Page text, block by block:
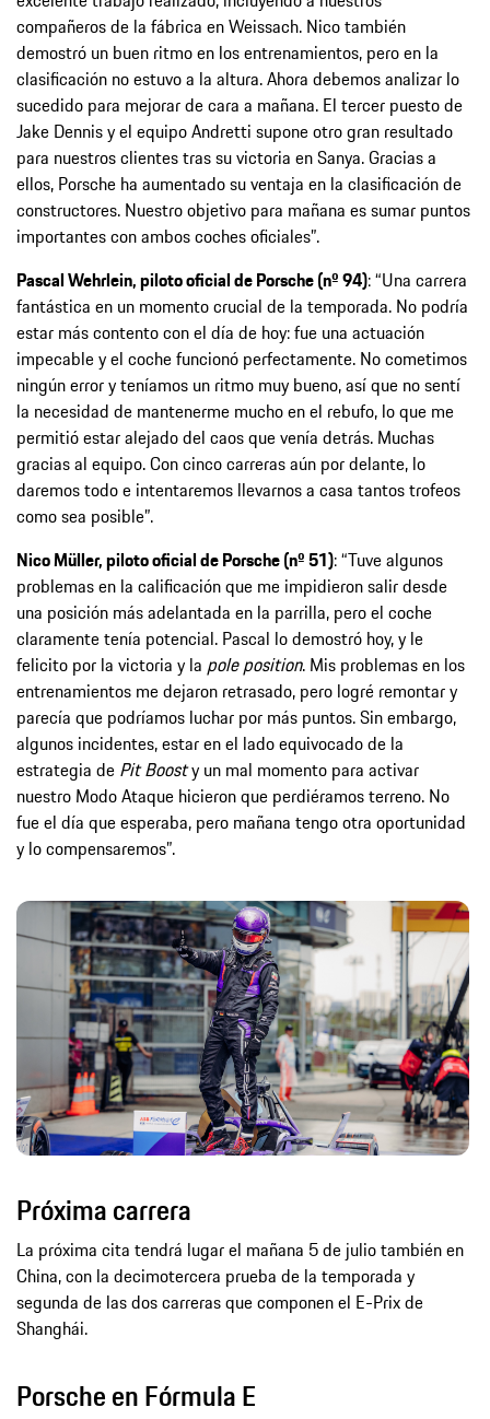
compañeros de la fábrica en Weissach. Nico también
demostró un buen ritmo en los entrenamientos, pero en la
clasificación no estuvo a la altura. Ahora debemos analizar lo
sucedido para mejorar de cara a mañana. El tercer puesto de
Jake Dennis y el equipo Andretti supone otro gran resultado
para nuestros clientes tras su victoria en Sanya. Gracias a
ellos, Porsche ha aumentado su ventaja en la clasificación de
constructores. Nuestro objetivo para mañana es sumar puntos
importantes con ambos coches oficiales”.
Pascal Wehrlein, piloto oficial de Porsche (nº 94): “Una carrera
fantástica en un momento crucial de la temporada. No podría
estar más contento con el día de hoy: fue una actuación
impecable y el coche funcionó perfectamente. No cometimos
ningún error y teníamos un ritmo muy bueno, así que no sentí
la necesidad de mantenerme mucho en el rebufo, lo que me
permitió estar alejado del caos que venía detrás. Muchas
gracias al equipo. Con cinco carreras aún por delante, lo
daremos todo e intentaremos llevarnos a casa tantos trofeos
como sea posible”.
Nico Müller, piloto oficial de Porsche (nº 51): “Tuve algunos
problemas en la calificación que me impidieron salir desde
una posición más adelantada en la parrilla, pero el coche
claramente tenía potencial. Pascal lo demostró hoy, y le
felicito por la victoria y la pole position. Mis problemas en los
entrenamientos me dejaron retrasado, pero logré remontar y
parecía que podríamos luchar por más puntos. Sin embargo,
algunos incidentes, estar en el lado equivocado de la
estrategia de Pit Boosty un mal momento para activar
nuestro Modo Ataque hicieron que perdiéramos terreno. No
fue el día que esperaba, pero mañana tengo otra oportunidad
y lo compensaremos”.
Próxima carrera
La próxima cita tendrá lugar el mañana 5 de julio también en
China, con la decimotercera prueba de la temporada y
segunda de las dos carreras que componen el E-Prix de
Shanghái.
Porsche en Fórmula E